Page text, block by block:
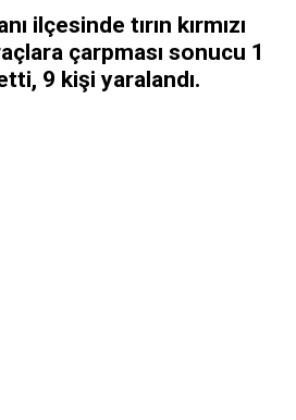
ilçesinde tırın kırmızı
çarpması sonucu 1
9 kişi yaralandı.